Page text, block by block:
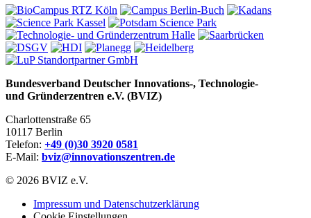
Bundesverband Deutscher Innovations-, Technologie-
und Gründerzentren e.V. (BVIZ)
Charlottenstraße 65
10117 Berlin
Telefon: +49 (0)30 3920 0581
E-Mail: bviz@innovationszentren.de
© 2026 BVIZ e.V.
Impressum und Datenschutzerklärung